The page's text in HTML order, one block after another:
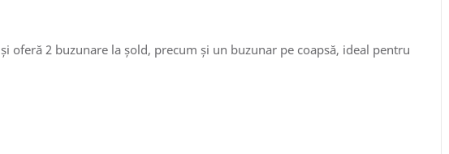
oferă 2 buzunare la șold, precum și un buzunar pe coapsă, ideal pentru